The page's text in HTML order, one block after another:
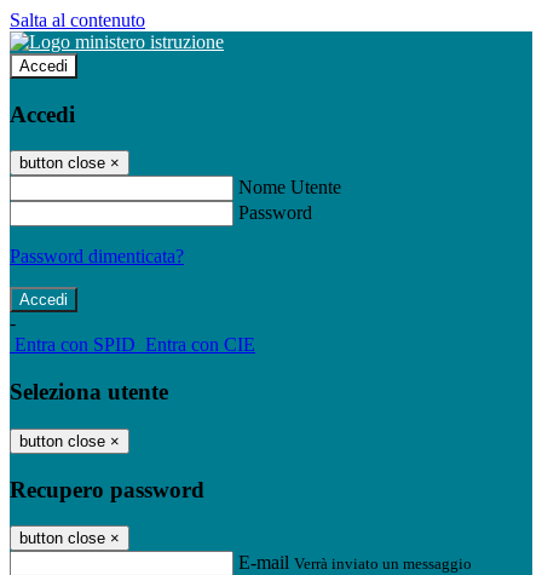
Salta al contenuto
Accedi
Accedi
button close ×
Nome Utente
Password
Password dimenticata?
-
Entra con SPID Entra con CIE
Seleziona utente
button close ×
Recupero password
button close ×
E-mail Verrà inviato un messaggio